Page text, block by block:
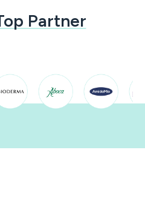
Partner